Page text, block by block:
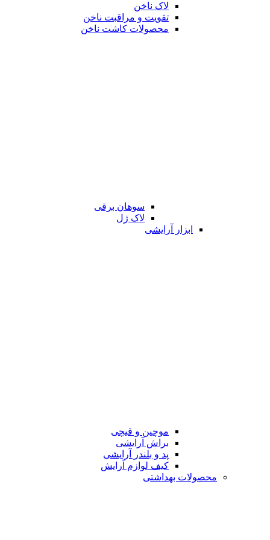
لاک ناخن
تقویت و مراقبت ناخن
محصولات کاشت ناخن
سوهان برقی
لاک ژل
ابزار آرایشی
موچین و قیچی
براش آرایشی
پد و بلندر آرایشی
کیف لوازم آرایش
محصولات بهداشتی